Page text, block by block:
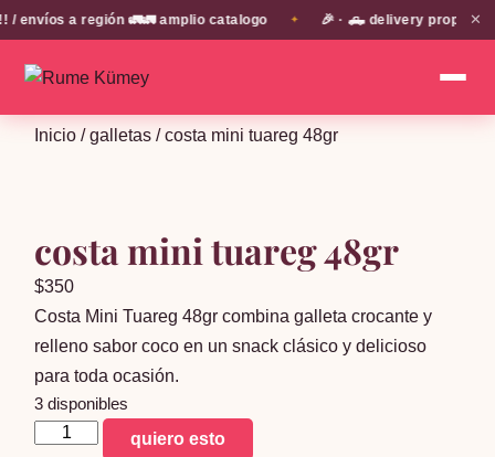
a región 🚛🚛 amplio catalogo 🎉 · 🛻 delivery propio en✕
Inicio /galletas / costa mini tuareg 48gr
costa mini tuareg 48gr
$350
Costa Mini Tuareg 48gr combina galleta crocante y
relleno sabor coco en un snack clásico y delicioso
para toda ocasión.
3 disponibles
costa
quiero esto